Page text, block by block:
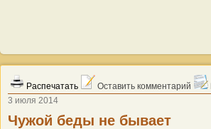
Распечатать Оставить комментарий
3 июля 2014
Чужой беды не бывает